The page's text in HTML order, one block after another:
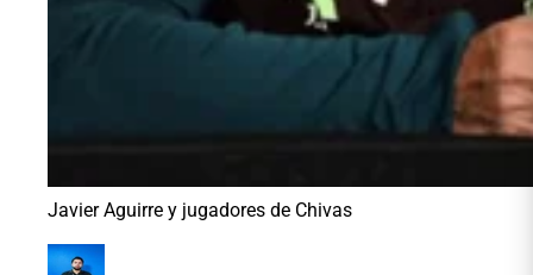
Javier Aguirre y jugadores de Chivas